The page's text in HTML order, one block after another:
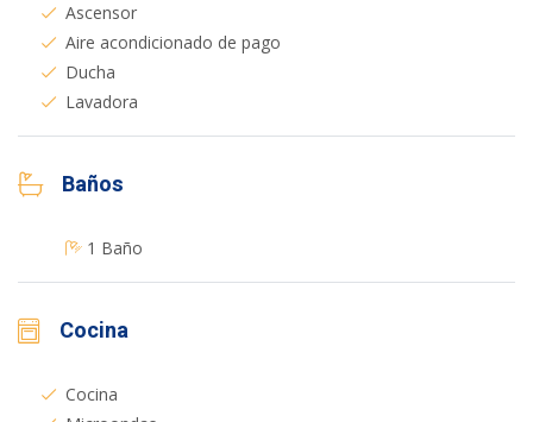
Ascensor
Aire acondicionado de pago
Ducha
Lavadora
Baños
1 Baño
Cocina
Cocina